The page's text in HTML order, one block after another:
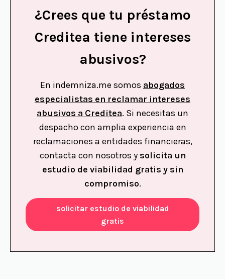
¿Crees que tu préstamo
Creditea tiene intereses
abusivos?
En indemniza.me somos abogados
especialistas en reclamar intereses
abusivos a Creditea. Si necesitas un
despacho con amplia experiencia en
reclamaciones a entidades financieras,
contacta con nosotros y solicita un
estudio de viabilidad gratis y sin
compromiso.
solicitar estudio de viabilidad
gratis